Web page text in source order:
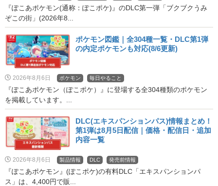
『ぽこあポケモン(通称：ぽこポケ)』のDLC第一弾「ブクブクうみ
ぞこの街」(2026年8...
ポケモン図鑑｜全304種一覧・DLC第1弾
の内定ポケモンも対応(8/6更新)
2026年8月6日 ポケモン 毎日やること
『ぽこあポケモン（ぽこポケ）』に登場する全304種類のポケモン
を掲載しています。...
DLC(エキスパンションパス)情報まとめ！
第1弾は8月5日配信｜価格・配信日・追加
内容一覧
2026年8月6日 製品情報 DLC 発売前情報
『ぽこあポケモン』(ぽこポケ)の有料DLC「エキスパンションパ
ス」は、4,400円で販...